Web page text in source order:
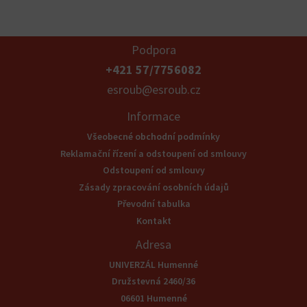
Podpora
+421 57/7756082
esroub@esroub.cz
Informace
Všeobecné obchodní podmínky
Reklamační řízení a odstoupení od smlouvy
Odstoupení od smlouvy
Zásady zpracování osobních údajů
Převodní tabulka
Kontakt
Adresa
UNIVERZÁL Humenné
Družstevná 2460/36
06601 Humenné